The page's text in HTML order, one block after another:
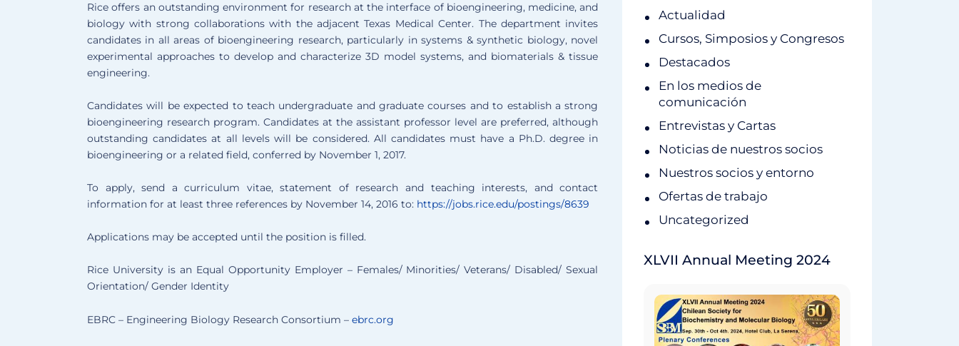
Rice offers an outstanding environment for research at the interface of bioengineering, medicine, and
biology with strong collaborations with the adjacent Texas Medical Center. The department invites
candidates in all areas of bioengineering research, particularly in systems & synthetic biology, novel
experimental approaches to develop and characterize 3D model systems, and biomaterials & tissue
engineering.
Candidates will be expected to teach undergraduate and graduate courses and to establish a strong
bioengineering research program. Candidates at the assistant professor level are preferred, although
outstanding candidates at all levels will be considered. All candidates must have a Ph.D. degree in
bioengineering or a related field, conferred by November 1, 2017.
To apply, send a curriculum vitae, statement of research and teaching interests, and contact
information for at least three references by November 14, 2016 to: https://jobs.rice.edu/postings/8639
Applications may be accepted until the position is filled.
Rice University is an Equal Opportunity Employer – Females/ Minorities/ Veterans/ Disabled/ Sexual
Orientation/ Gender Identity
EBRC – Engineering Biology Research Consortium – ebrc.org
Actualidad
Cursos, Simposios y Congresos
Destacados
En los medios de
comunicación
Entrevistas y Cartas
Noticias de nuestros socios
Nuestros socios y entorno
Ofertas de trabajo
Uncategorized
XLVII Annual Meeting 2024